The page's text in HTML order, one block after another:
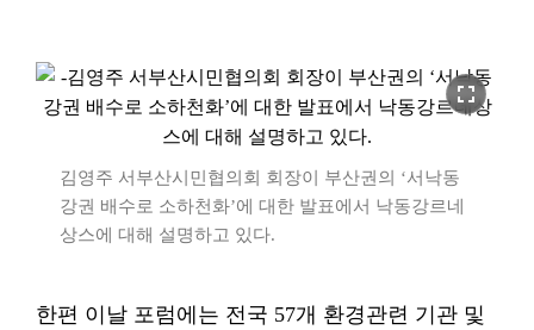
fullscreen
김영주 서부산시민협의회 회장이 부산권의 ‘서낙동
강권 배수로 소하천화’에 대한 발표에서 낙동강르네
상스에 대해 설명하고 있다.
한편 이날 포럼에는 전국 57개 환경관련 기관 및